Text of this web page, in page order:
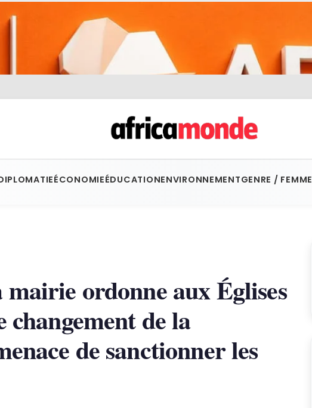
ÉCONOMIEÉDUCATIONENVIRONNEMENTGENRE / FEMME
ordonne aux Églises
de la
de sanctionner les